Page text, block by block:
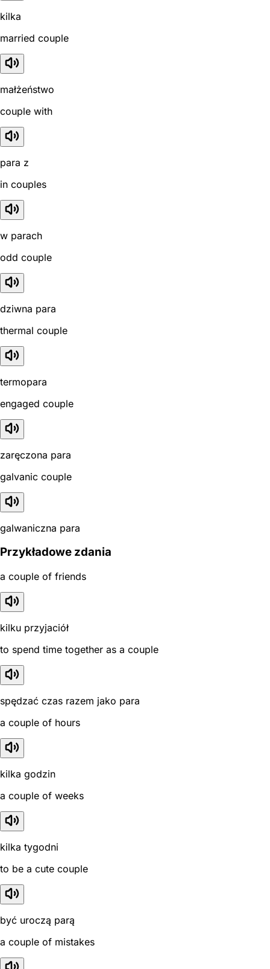
kilka
married couple
małżeństwo
couple with
para z
in couples
w parach
odd couple
dziwna para
thermal couple
termopara
engaged couple
zaręczona para
galvanic couple
galwaniczna para
Przykładowe zdania
a couple of friends
kilku przyjaciół
to spend time together as a couple
spędzać czas razem jako para
a couple of hours
kilka godzin
a couple of weeks
kilka tygodni
to be a cute couple
być uroczą parą
a couple of mistakes